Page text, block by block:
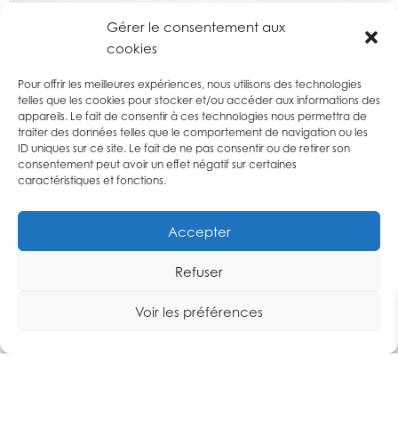
Gérer le consentement aux
cookies
Pour offrir les meilleures expériences, nous utilisons des technologies
telles que les cookies pour stocker et/ou accéder aux informations des
appareils. Le fait de consentir à ces technologies nous permettra de
traiter des données telles que le comportement de navigation ou les
ID uniques sur ce site. Le fait de ne pas consentir ou de retirer son
consentement peut avoir un effet négatif sur certaines
caractéristiques et fonctions.
Accepter
Refuser
Voir les préférences